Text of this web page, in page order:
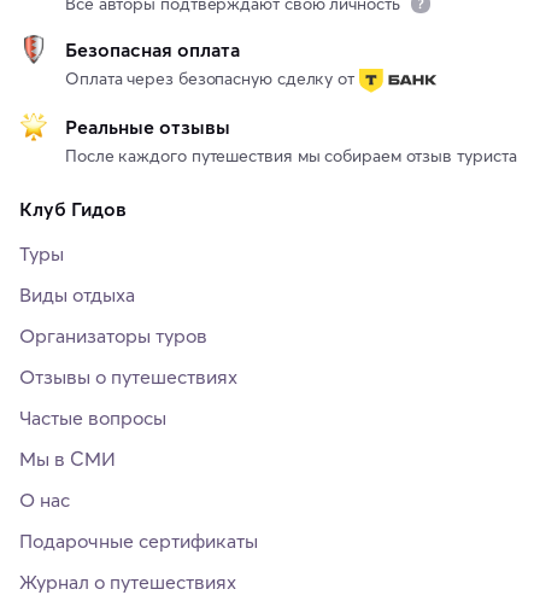
Безопасная оплата
Оплата через безопасную сделку от
Реальные отзывы
После каждого путешествия мы собираем отзыв туриста
Клуб Гидов
Туры
Виды отдыха
Организаторы туров
Отзывы о путешествиях
Частые вопросы
Мы в СМИ
О нас
Подарочные сертификаты
Журнал о путешествиях